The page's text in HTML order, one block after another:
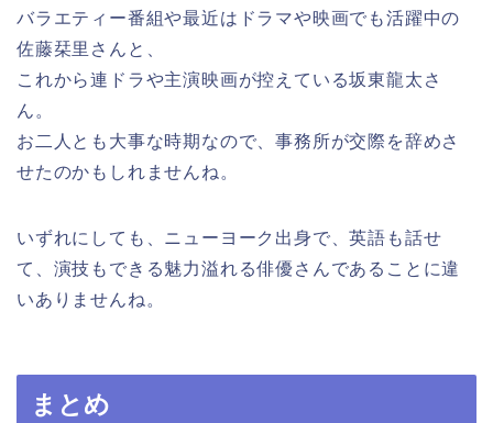
バラエティー番組や最近はドラマや映画でも活躍中の
佐藤栞里さんと、
これから連ドラや主演映画が控えている坂東龍太さ
ん。
お二人とも大事な時期なので、事務所が交際を辞めさ
せたのかもしれませんね。
いずれにしても、ニューヨーク出身で、英語も話せ
て、演技もできる魅力溢れる俳優さんであることに違
いありませんね。
まとめ